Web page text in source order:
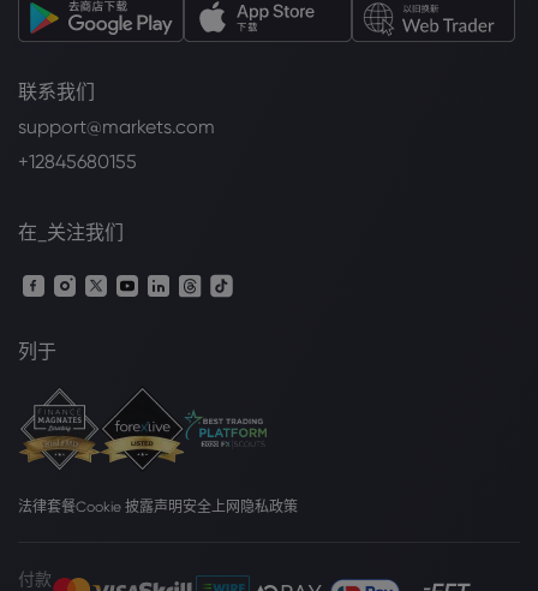
联系我们
support@markets.com
+12845680155
在_关注我们
列于
法律套餐Cookie 披露声明 安全上网 隐私政策
付款